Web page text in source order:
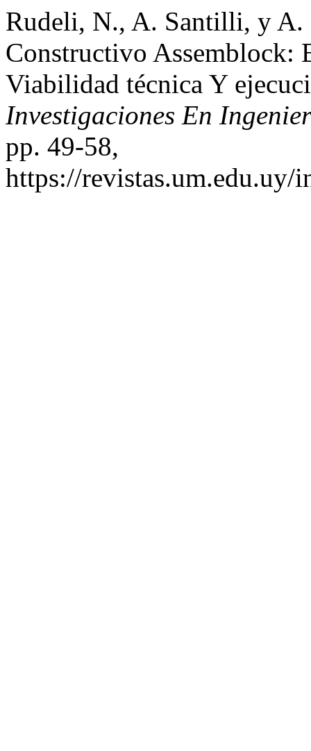
Rudeli, N., A. Santilli, y A.
Constructivo Assemblock:
Viabilidad técnica Y
Investigaciones En
pp. 49-58,
https://